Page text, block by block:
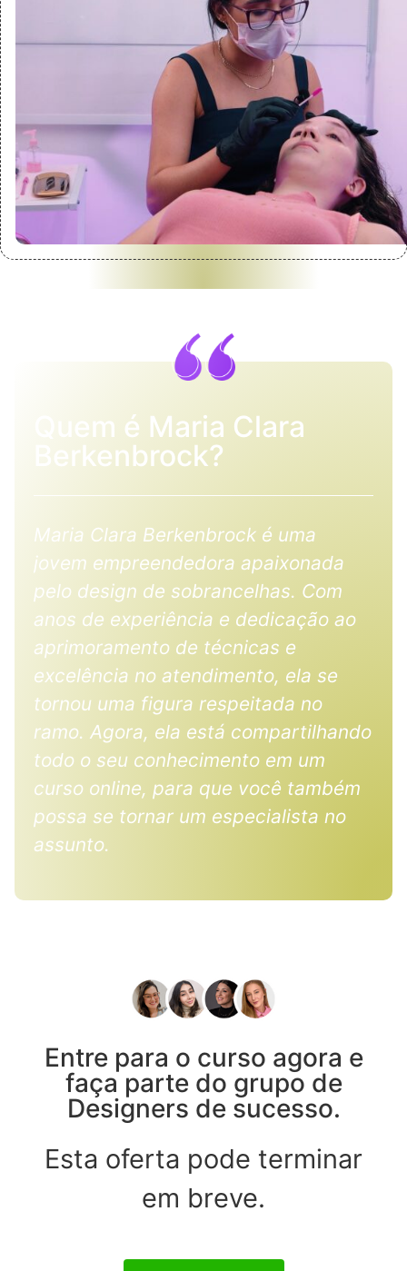
Quem é Maria Clara
Berkenbrock?
Maria Clara Berkenbrock é uma
jovem empreendedora apaixonada
pelo design de sobrancelhas. Com
anos de experiência e dedicação ao
aprimoramento de técnicas e
excelência no atendimento, ela se
tornou uma figura respeitada no
ramo. Agora, ela está compartilhando
todo o seu conhecimento em um
curso online, para que você também
possa se tornar um especialista no
assunto.
Entre para o curso agora e
faça parte do grupo de
Designers de sucesso.
Esta oferta pode terminar
em breve.